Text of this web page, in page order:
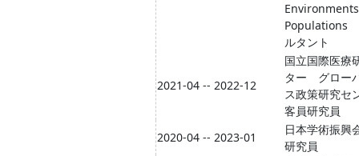
Populations
ルタント
2021-04 -- 2022-12
国立国際医療
ター グロー
ス政策研究
客員研究員
2020-04 -- 2023-01
日本学術振
研究員